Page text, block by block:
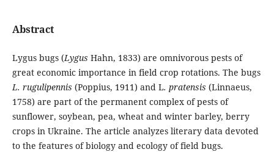
Abstract
Lygus bugs (Lygus Hahn, 1833) are omnivorous pests of
great economic importance in field crop rotations. The bugs
L. rugulipennis (Poppius, 1911) and L. pratensis (Linnaeus,
1758) are part of the permanent complex of pests of
sunflower, soybean, pea, wheat and winter barley, berry
crops in Ukraine. The article analyzes literary data devoted
to the features of biology and ecology of field bugs.